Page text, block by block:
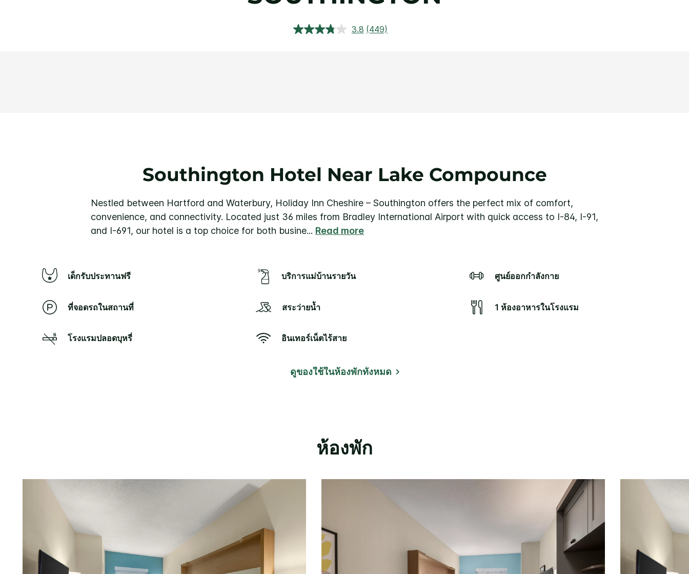
3.8 อ่าน
(449)
Southington Hotel Near Lake Compounce
Nestled between Hartford and Waterbury, Holiday Inn Cheshire – Southington offers the perfect mix of comfort,
convenience, and connectivity. Located just 36 miles from Bradley International Airport with quick access to I-84, I-91,
and I-691, our hotel is a top choice for both busine... Read more
เด็กรับประทานฟรี บริการแม่บ้านรายวัน ศูนย์ออกกำลังกาย
ที่จอดรถในสถานที่ สระว่ายน้ำ 1 ห้องอาหารในโรงแรม
โรงแรมปลอดบุหรี่ อินเทอร์เน็ตไร้สาย
ดูของใช้ในห้องพักทั้งหมด
ห้องพัก